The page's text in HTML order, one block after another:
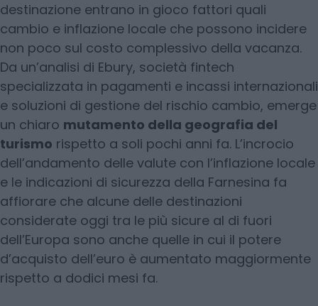
destinazione entrano in gioco fattori quali
cambio e inflazione locale che possono incidere
non poco sul costo complessivo della vacanza.
Da un’analisi di Ebury, società fintech
specializzata in pagamenti e incassi internazionali
e soluzioni di gestione del rischio cambio, emerge
un chiaro mutamento della geografia del
turismo rispetto a soli pochi anni fa. L’incrocio
dell’andamento delle valute con l’inflazione locale
e le indicazioni di sicurezza della Farnesina fa
affiorare che alcune delle destinazioni
considerate oggi tra le più sicure al di fuori
dell’Europa sono anche quelle in cui il potere
d’acquisto dell’euro è aumentato maggiormente
rispetto a dodici mesi fa.